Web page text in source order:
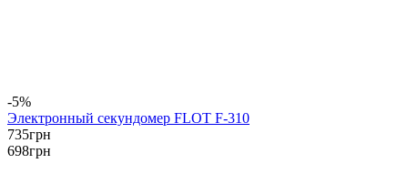
-5%
Электронный секундомер FLOT F-310
735грн
698грн